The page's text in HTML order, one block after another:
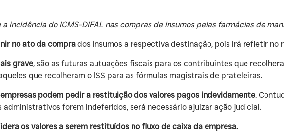
incidência do ICMS-DIFAL nas compras de insumos pelas farmácias de
no ato da compra dos insumos a respectiva destinação, pois irá refletir no
grave, são as futuras autuações fiscais para os contribuintes que
que recolheram o ISS para as fórmulas magistrais de prateleiras.
podem pedir a restituição dos valores pagos indevidamente.
administrativos forem indeferidos, será necessário ajuizar ação judicial.
os valores a serem restituídos no fluxo de caixa da empresa.